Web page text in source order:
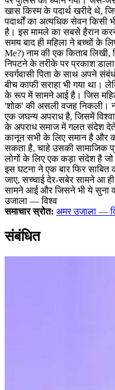
खास किस्म के पदार्थ खरीदे थे,
पदार्थों का अत्यधिक सेवन किसी
है। इस मामले का सबसे हैरान
समय बाद ही महिला ने बच्चों के
Me?) नाम की एक किताब
निपटने के तरीके पर प्रकाश
स्वर्गवासी पिता के साथ अपने
बीच काफी सराहा भी गया था।
के रूप में सामने आई है। जिस
'शोक' की असली वजह निकली।
एक जघन्य अपराध है, जिसमें
के अपराध समाज में गलत संदेश देते
कानून सभी के लिए समान है और
सकता है, चाहे उसकी सामाजिक
लोगों के लिए एक कड़ा संदेश है
इस घटना ने एक बार फिर साबित
जाए, सच्चाई देर-सबेर सामने आ
सामने आई और जिसने भी ये सुना
उजाला — विश्व
समाचार स्रोत: अमर उजाला —
संबंधित